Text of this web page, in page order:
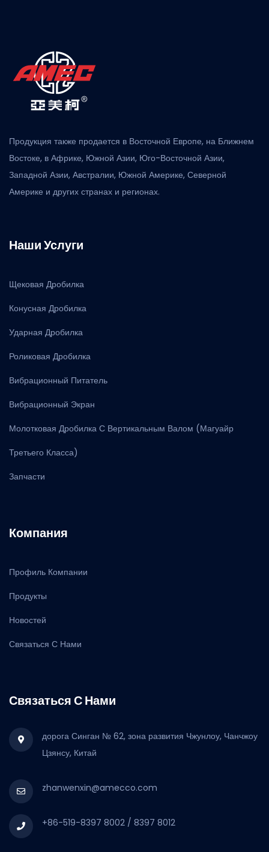
Продукция также продается в Восточной Европе, на Ближнем
Востоке, в Африке, Южной Азии, Юго-Восточной Азии,
Западной Азии, Австралии, Южной Америке, Северной
Америке и других странах и регионах.
Наши Услуги
Щековая Дробилка
Конусная Дробилка
Ударная Дробилка
Роликовая Дробилка
Вибрационный Питатель
Вибрационный Экран
Молотковая Дробилка С Вертикальным Валом (Магуайр
Третьего Класса)
Запчасти
Компания
Профиль Компании
Продукты
Новостей
Связаться С Нами
Связаться С Нами
дорога Синган № 62, зона развития Чжунлоу, Чанчжоу
Цзянсу, Китай
zhanwenxin@amecco.com
+86-519-8397 8002 / 8397 8012